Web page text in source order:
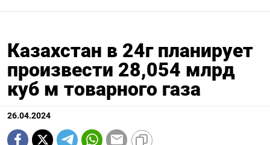
Казахстан в 24г планирует
произвести 28,054 млрд
куб м товарного газа
26.04.2024